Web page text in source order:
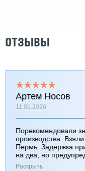
ОТЗЫВЫ
Артем Носов
11.01.2026
Порекомендовали
производства.
Пермь. Задержка
на два, но
работает хорошо, к
Раскрыть